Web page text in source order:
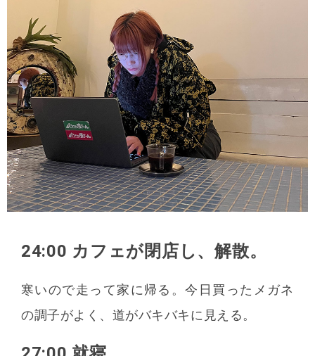
24:00 カフェが閉店し、解散。
寒いので走って家に帰る。今日買ったメガネ
の調子がよく、道がバキバキに見える。